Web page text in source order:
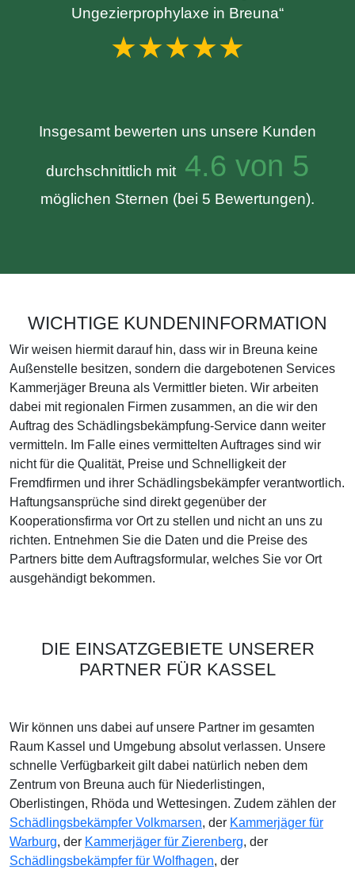
Ungezierprophylaxe in Breuna“
★★★★★
Insgesamt bewerten uns unsere Kunden
durchschnittlich mit 4.6 von 5
möglichen Sternen (bei 5 Bewertungen).
WICHTIGE KUNDENINFORMATION
Wir weisen hiermit darauf hin, dass wir in Breuna keine
Außenstelle besitzen, sondern die dargebotenen Services
Kammerjäger Breuna als Vermittler bieten. Wir arbeiten
dabei mit regionalen Firmen zusammen, an die wir den
Auftrag des Schädlingsbekämpfung-Service dann weiter
vermitteln. Im Falle eines vermittelten Auftrages sind wir
nicht für die Qualität, Preise und Schnelligkeit der
Fremdfirmen und ihrer Schädlingsbekämpfer verantwortlich.
Haftungsansprüche sind direkt gegenüber der
Kooperationsfirma vor Ort zu stellen und nicht an uns zu
richten. Entnehmen Sie die Daten und die Preise des
Partners bitte dem Auftragsformular, welches Sie vor Ort
ausgehändigt bekommen.
DIE EINSATZGEBIETE UNSERER
PARTNER FÜR KASSEL
Wir können uns dabei auf unsere Partner im gesamten
Raum Kassel und Umgebung absolut verlassen. Unsere
schnelle Verfügbarkeit gilt dabei natürlich neben dem
Zentrum von Breuna auch für Niederlistingen,
Oberlistingen, Rhöda und Wettesingen. Zudem zählen der
Schädlingsbekämpfer Volkmarsen, der Kammerjäger für
Warburg, der Kammerjäger für Zierenberg, der
Schädlingsbekämpfer für Wolfhagen, der